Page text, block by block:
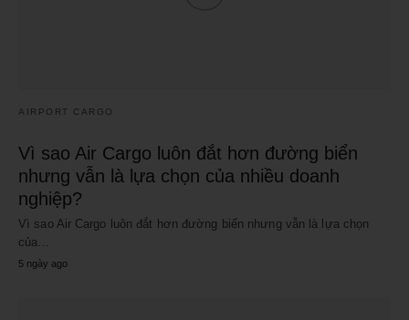
AIRPORT CARGO
Vì sao Air Cargo luôn đắt hơn đường biển
nhưng vẫn là lựa chọn của nhiều doanh
nghiệp?
Vì sao Air Cargo luôn đắt hơn đường biển nhưng vẫn là lựa chọn
của…
5 ngày ago